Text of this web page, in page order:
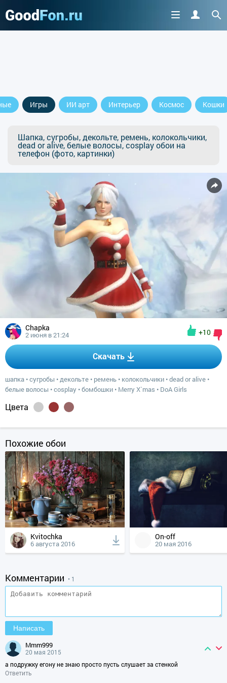
Игры ИИ арт Интерьер Космос Кошки
Шапка, сугробы, декольте, ремень, колокольчики,
dead or alive, белые волосы, cosplay обои на
телефон (фото, картинки)
Chapka
2 июня в 21:24 +10
Скачать
шапка •сугробы •декольте • ремень • колокольчики •dead or alive •
белые волосы •cosplay •бомбошки • Merry X`mas • DoA Girls
Цвета
Похожие обои
Kvitochka
6 августа 2016
On-off
20 мая 2016
Комментарии • 1
mmm999
20 мая 2015
а подружку егону не знаю просто пусть слушает за стенкой
Ответить